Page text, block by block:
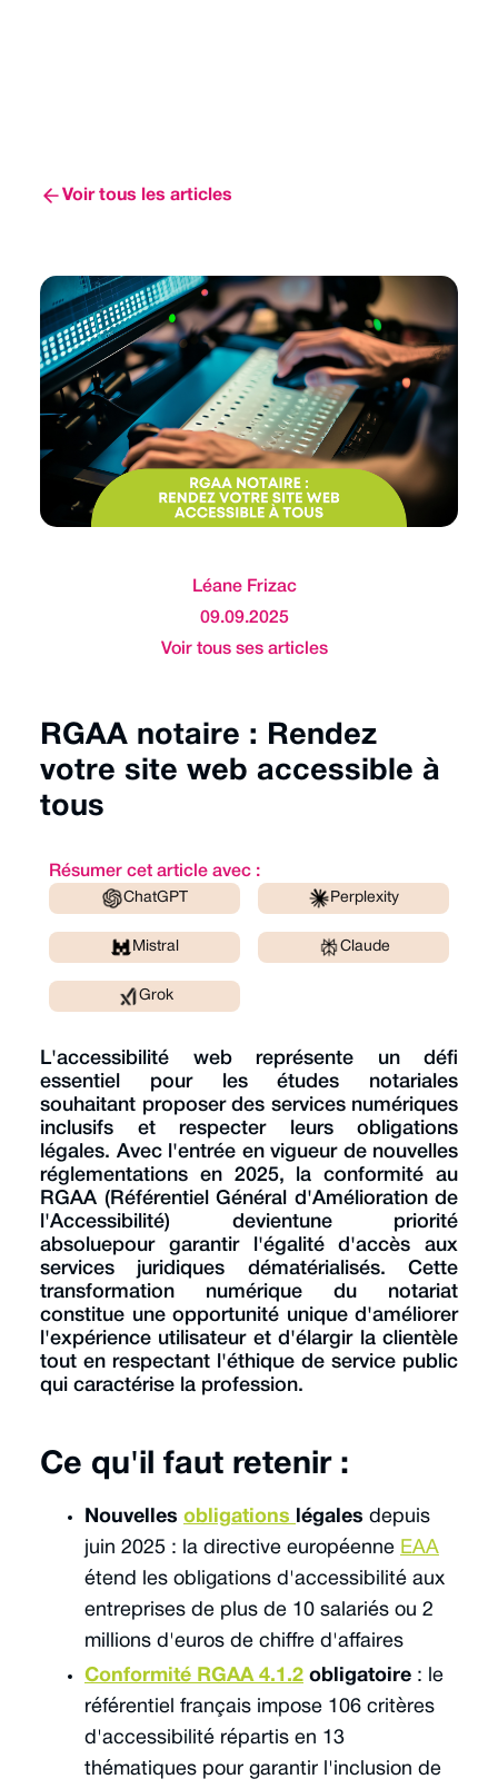
Voir tous les articles
Léane Frizac
09.09.2025
Voir tous ses articles
RGAA notaire : Rendez
votre site web accessible à
tous
Résumer cet article avec :
ChatGPT Perplexity
Mistral Claude
Grok
L'accessibilité web représente un défi
essentiel pour les études notariales
souhaitant proposer des services numériques
inclusifs et respecter leurs obligations
légales. Avec l'entrée en vigueur de nouvelles
réglementations en 2025, la conformité au
RGAA (Référentiel Général d'Amélioration de
l'Accessibilité) devientune priorité
absoluepour garantir l'égalité d'accès aux
services juridiques dématérialisés. Cette
transformation numérique du notariat
constitue une opportunité unique d'améliorer
l'expérience utilisateur et d'élargir la clientèle
tout en respectant l'éthique de service public
qui caractérise la profession.
Ce qu'il faut retenir :
Nouvelles obligations légales depuis
juin 2025 : la directive européenne EAA
étend les obligations d'accessibilité aux
entreprises de plus de 10 salariés ou 2
millions d'euros de chiffre d'affaires
Conformité RGAA 4.1.2 obligatoire : le
référentiel français impose 106 critères
d'accessibilité répartis en 13
thématiques pour garantir l'inclusion de